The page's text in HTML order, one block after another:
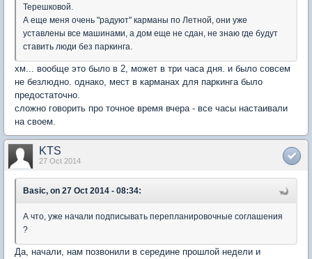
Терешковой.
А еще меня очень "радуют" карманы по Летной, они уже
уставлены все машинами, а дом еще не сдан, не знаю где будут
ставить люди без паркинга.
хм... вообще это было в 2, может в три часа дня. и было совсем
не безлюдно. однако, мест в карманах для паркинга было
предостаточно.
сложно говорить про точное время вчера - все часы настаивали
на своем.
KTS
27 Oct 2014
Basic, on 27 Oct 2014 - 08:34:
А что, уже начали подписывать перепланировочные соглашения
?
Да, начали, нам позвонили в середине прошлой недели и